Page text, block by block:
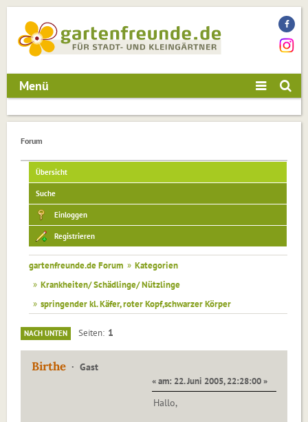
Menü
Forum
Übersicht
Suche
Einloggen
Registrieren
gartenfreunde.de Forum » Kategorien
» Krankheiten/ Schädlinge/ Nützlinge
» springender kl. Käfer, roter Kopf,schwarzer Körper
NACH UNTEN Seiten 1
Birthe Gast
« am: 22. Juni 2005, 22:28:00 »
Hallo,